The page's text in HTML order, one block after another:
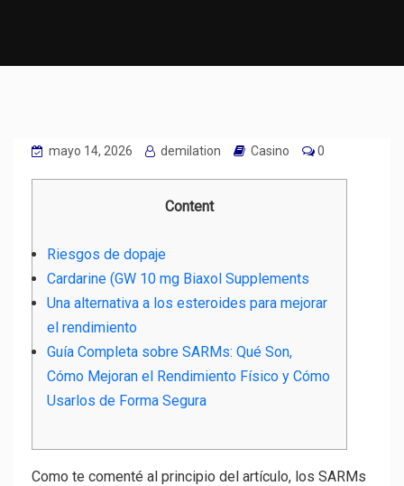
mayo 14, 2026 demilation Casino 0
Content
Riesgos de dopaje
Cardarine (GW 10 mg Biaxol Supplements
Una alternativa a los esteroides para mejorar
el rendimiento
Guía Completa sobre SARMs: Qué Son,
Cómo Mejoran el Rendimiento Físico y Cómo
Usarlos de Forma Segura
Como te comenté al principio del artículo, los SARMs